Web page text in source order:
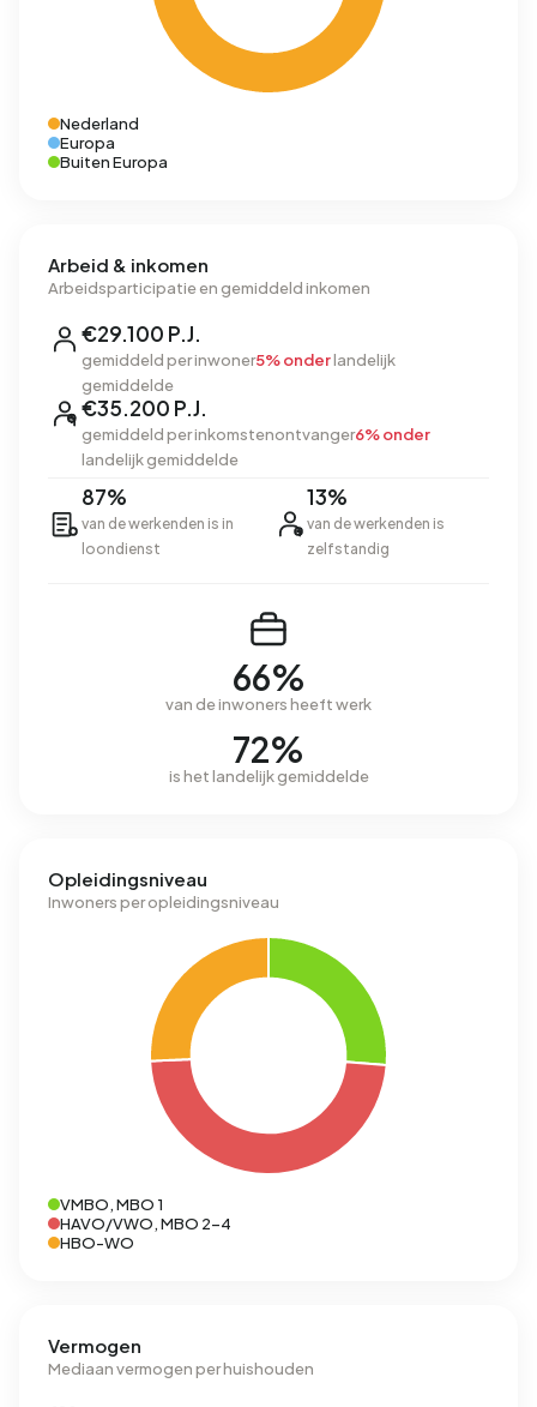
Nederland
Europa
Buiten Europa
Arbeid & inkomen
Arbeidsparticipatie en gemiddeld inkomen
€29.100 P.J.
gemiddeld per inwoner5% onderlandelijk
gemiddelde
€35.200 P.J.
gemiddeld per inkomstenontvanger6% onder
landelijk gemiddelde
87%
van de werkenden is in
loondienst
13%
van de werkenden is
zelfstandig
66%
van de inwoners heeft werk
72%
is het landelijk gemiddelde
Opleidingsniveau
Inwoners per opleidingsniveau
VMBO, MBO 1
HAVO/VWO, MBO 2-4
HBO-WO
Vermogen
Mediaan vermogen per huishouden